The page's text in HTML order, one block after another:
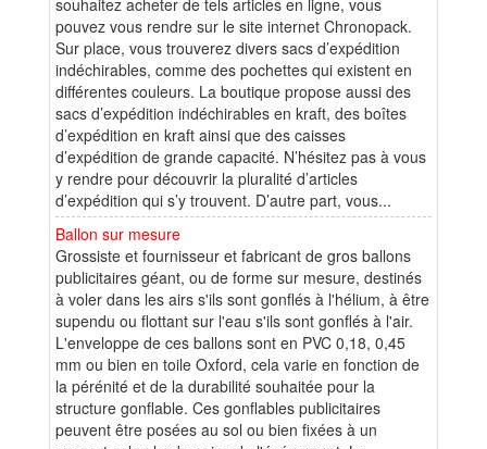
pouvez vous rendre sur le site internet Chronopack.
Sur place, vous trouverez divers sacs d’expédition
indéchirables, comme des pochettes qui existent en
différentes couleurs. La boutique propose aussi des
sacs d’expédition indéchirables en kraft, des boîtes
d’expédition en kraft ainsi que des caisses
d’expédition de grande capacité. N’hésitez pas à vous
y rendre pour découvrir la pluralité d’articles
d’expédition qui s’y trouvent. D’autre part, vous...
Ballon sur mesure
Grossiste et fournisseur et fabricant de gros ballons
publicitaires géant, ou de forme sur mesure, destinés
à voler dans les airs s'ils sont gonflés à l'hélium, à être
supendu ou flottant sur l'eau s'ils sont gonflés à l'air.
L'enveloppe de ces ballons sont en PVC 0,18, 0,45
mm ou bien en toile Oxford, cela varie en fonction de
la pérénité et de la durabilité souhaitée pour la
structure gonflable. Ces gonflables publicitaires
peuvent être posées au sol ou bien fixées à un